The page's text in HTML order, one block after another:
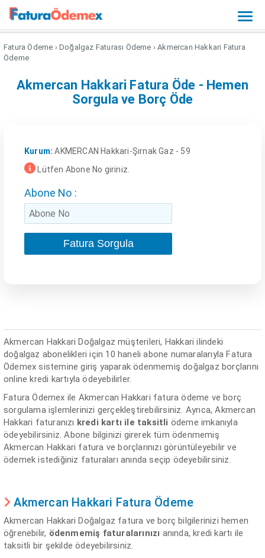
Fatura Ödeme › Doğalgaz Faturası Ödeme › Akmercan Hakkari Fatura
Ödeme
Akmercan Hakkari Fatura Öde - Hemen
Sorgula ve Borç Öde
Kurum: AKMERCAN Hakkari-Şırnak Gaz - 59
Lütfen Abone No giriniz.
Abone No :
Fatura Sorgula
Akmercan Hakkari Doğalgaz müşterileri, Hakkari ilindeki
doğalgaz abonelikleri için 10 haneli abone numaralarıyla Fatura
Ödemex sistemine giriş yaparak ödenmemiş doğalgaz borçlarını
online kredi kartıyla ödeyebilirler.
Fatura Ödemex ile Akmercan Hakkari fatura ödeme ve borç
sorgulama işlemlerinizi gerçekleştirebilirsiniz. Ayrıca, Akmercan
Hakkari faturanızı kredi kartı ile taksitli ödeme imkanıyla
ödeyebilirsiniz. Abone bilginizi girerek tüm ödenmemiş
Akmercan Hakkari fatura ve borçlarınızı görüntüleyebilir ve
ödemek istediğiniz faturaları anında seçip ödeyebilirsiniz.
Akmercan Hakkari Fatura Ödeme
Akmercan Hakkari Doğalgaz fatura ve borç bilgilerinizi hemen
öğrenebilir, ödenmemiş faturalarınızı anında, kredi kartı ile
taksitli bir şekilde ödeyebilirsiniz.